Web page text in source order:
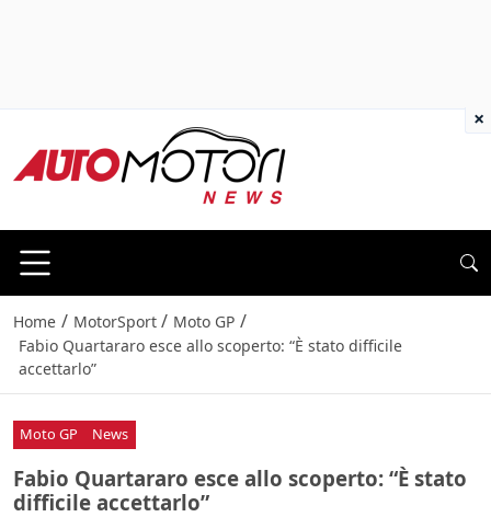
Home / MotorSport / Moto GP /
Fabio Quartararo esce allo scoperto: “È stato difficile
accettarlo”
Moto GP News
Fabio Quartararo esce allo scoperto: “È stato
difficile accettarlo”
×